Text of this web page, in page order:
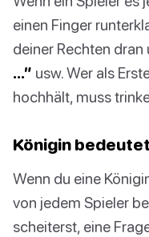
einen Finger
deiner Rechten dran
…” usw. Wer als
hochhält, muss
Königin
Wenn du eine
von jedem Spieler
scheiterst, eine